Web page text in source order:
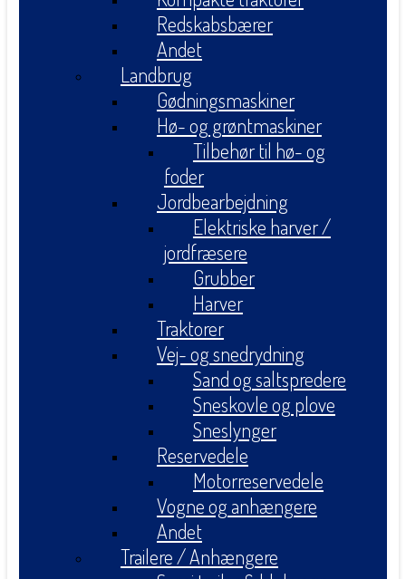
Redskabsbærer
Andet
Landbrug
Gødningsmaskiner
Hø- og grøntmaskiner
Tilbehør til hø- og
foder
Jordbearbejdning
Elektriske harver /
jordfræsere
Grubber
Harver
Traktorer
Vej- og snedrydning
Sand og saltspredere
Sneskovle og plove
Sneslynger
Reservedele
Motorreservedele
Vogne og anhængere
Andet
Trailere / Anhængere